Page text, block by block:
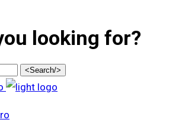
looking for?
<Search/>